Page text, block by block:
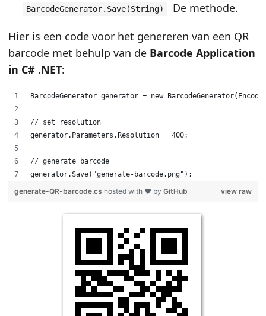
BarcodeGenerator.Save(String)
De methode.
Hier is een code voor het genereren van een QR
barcode met behulp van de Barcode Application
in C# .NET:
BarcodeGenerator generator = new
// set resolution
generator.Parameters.Resolution = 400;
// generate barcode
generator.Save("generate-barcode.png");
view raw
generate-QR-barcode.cs hosted with ❤ by GitHub